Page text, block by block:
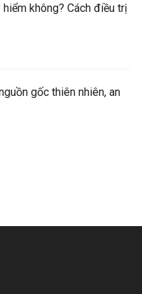
không? Cách điều trị
gốc thiên nhiên, an